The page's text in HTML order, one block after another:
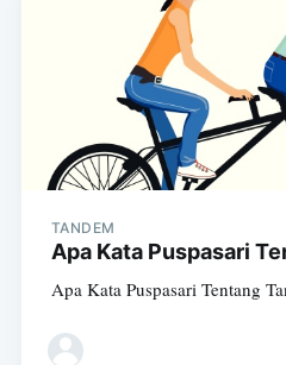
TANDEM
Apa Kata Puspasari
Apa Kata Puspasari Tentang